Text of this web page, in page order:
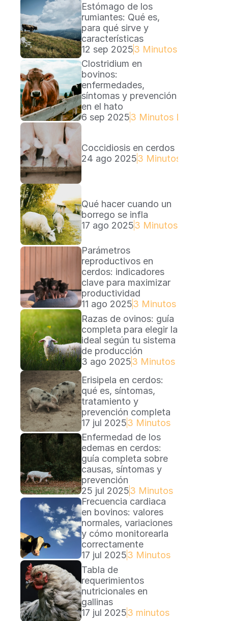
Estómago de los
rumiantes: Qué es,
para qué sirve y
características
12 sep 20253 Minutos Lectura
Clostridium en
bovinos:
enfermedades,
síntomas y prevención
en el hato
6 sep 20253 Minutos Lectura
Coccidiosis en cerdos
24 ago 20253 Minutos Lectura
Qué hacer cuando un
borrego se infla
17 ago 20253 Minutos Lectura
Parámetros
reproductivos en
cerdos: indicadores
clave para maximizar
productividad
11 ago 20253 Minutos Lectura
Razas de ovinos: guía
completa para elegir la
ideal según tu sistema
de producción
3 ago 20253 Minutos Lectura
Erisipela en cerdos:
qué es, síntomas,
tratamiento y
prevención completa
17 jul 20253 Minutos
Enfermedad de los
edemas en cerdos:
guía completa sobre
causas, síntomas y
prevención
25 jul 20253 Minutos
Frecuencia cardiaca
en bovinos: valores
normales, variaciones
y cómo monitorearla
correctamente
17 jul 20253 Minutos
Tabla de
requerimientos
nutricionales en
gallinas
17 jul 20253 minutos